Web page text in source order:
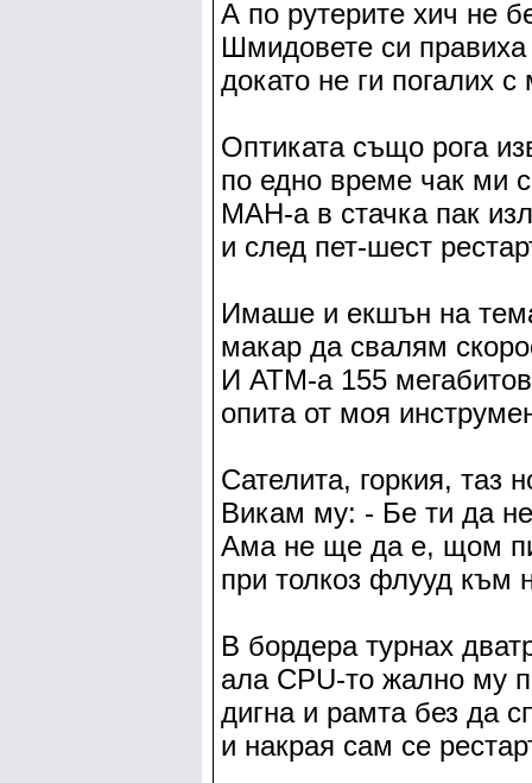
А по рутерите хич не
Шмидовете си правиха
докато не ги погалих
Оптиката също рога
по едно време чак ми
МАН-а в стачка пак
и след пет-шест
Имаше и екшън на
макар да свалям
И АТМ-а 155
опита от моя
Сателита, горкия, таз
Викам му: - Бе ти да
Ама не ще да е, щом
при толкоз флууд към
В бордера турнах
ала CPU-то жално му
дигна и рамта без да
и накрая сам се